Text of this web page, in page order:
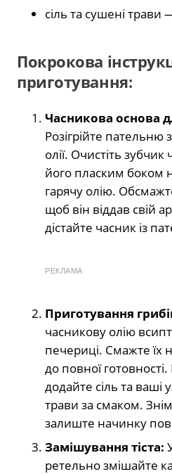
сіль та сушені трави
Покрокова
приготування:
Часникова основа
Розігрійте пательню
олії. Очистіть зубчик
його пласким боком
гарячу олію.
щоб він віддав свій
дістайте часник із
РЕКЛАМА
Приготування
часникову олію
печериці. Смажте їх
до повної
додайте сіль та ваші
трави за смаком.
залиште начинку
Замішування тіста:
ретельно змішайте